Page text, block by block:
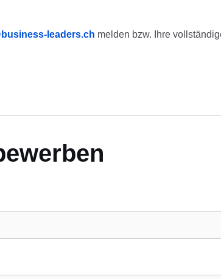
leaders.ch melden bzw. Ihre